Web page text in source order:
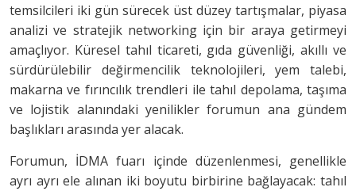
temsilcileri iki gün sürecek üst düzey tartışmalar, piyasa
analizi ve stratejik networking için bir araya getirmeyi
amaçlıyor. Küresel tahıl ticareti, gıda güvenliği, akıllı ve
sürdürülebilir değirmencilik teknolojileri, yem talebi,
makarna ve fırıncılık trendleri ile tahıl depolama, taşıma
ve lojistik alanındaki yenilikler forumun ana gündem
başlıkları arasında yer alacak.
Forumun, İDMA fuarı içinde düzenlenmesi, genellikle
ayrı ayrı ele alınan iki boyutu birbirine bağlayacak: tahıl